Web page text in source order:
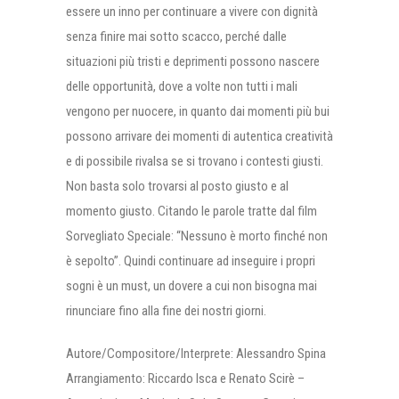
essere un inno per continuare a vivere con dignità
senza finire mai sotto scacco, perché dalle
situazioni più tristi e deprimenti possono nascere
delle opportunità, dove a volte non tutti i mali
vengono per nuocere, in quanto dai momenti più bui
possono arrivare dei momenti di autentica creatività
e di possibile rivalsa se si trovano i contesti giusti.
Non basta solo trovarsi al posto giusto e al
momento giusto. Citando le parole tratte dal film
Sorvegliato Speciale: “Nessuno è morto finché non
è sepolto”. Quindi continuare ad inseguire i propri
sogni è un must, un dovere a cui non bisogna mai
rinunciare fino alla fine dei nostri giorni.
Autore/Compositore/Interprete: Alessandro Spina
Arrangiamento: Riccardo Isca e Renato Scirè –